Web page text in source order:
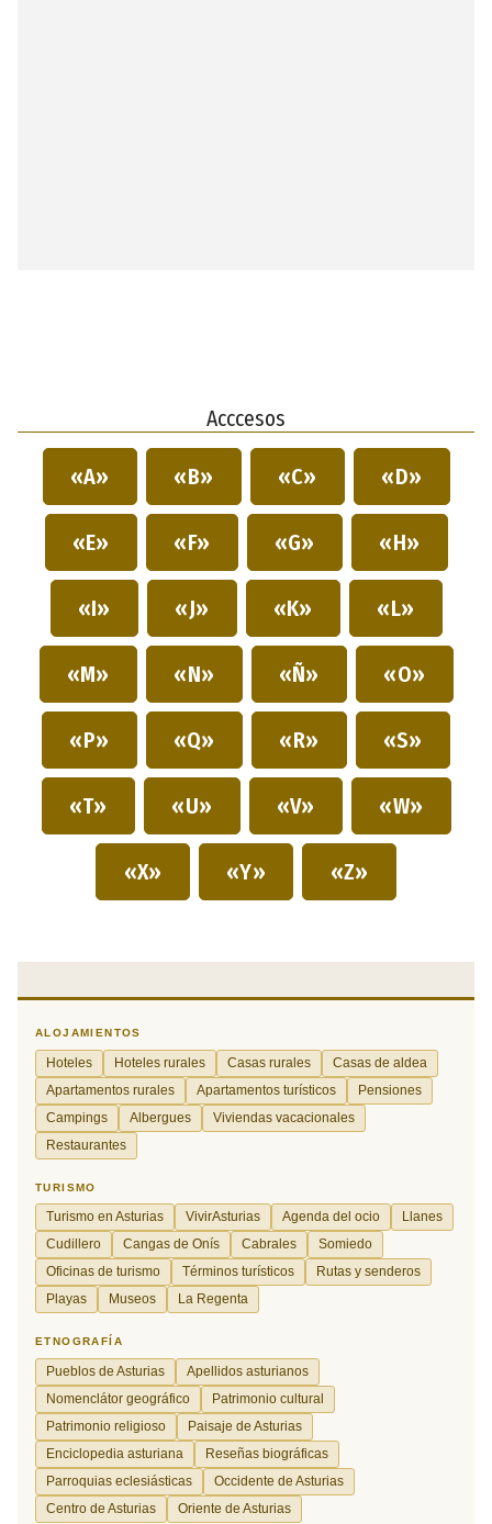
Acccesos
«A» «B» «C» «D»
«E» «F» «G» «H»
«I» «J» «K» «L»
«M» «N» «Ñ» «O»
«P» «Q» «R» «S»
«T» «U» «V» «W»
«X» «Y» «Z»